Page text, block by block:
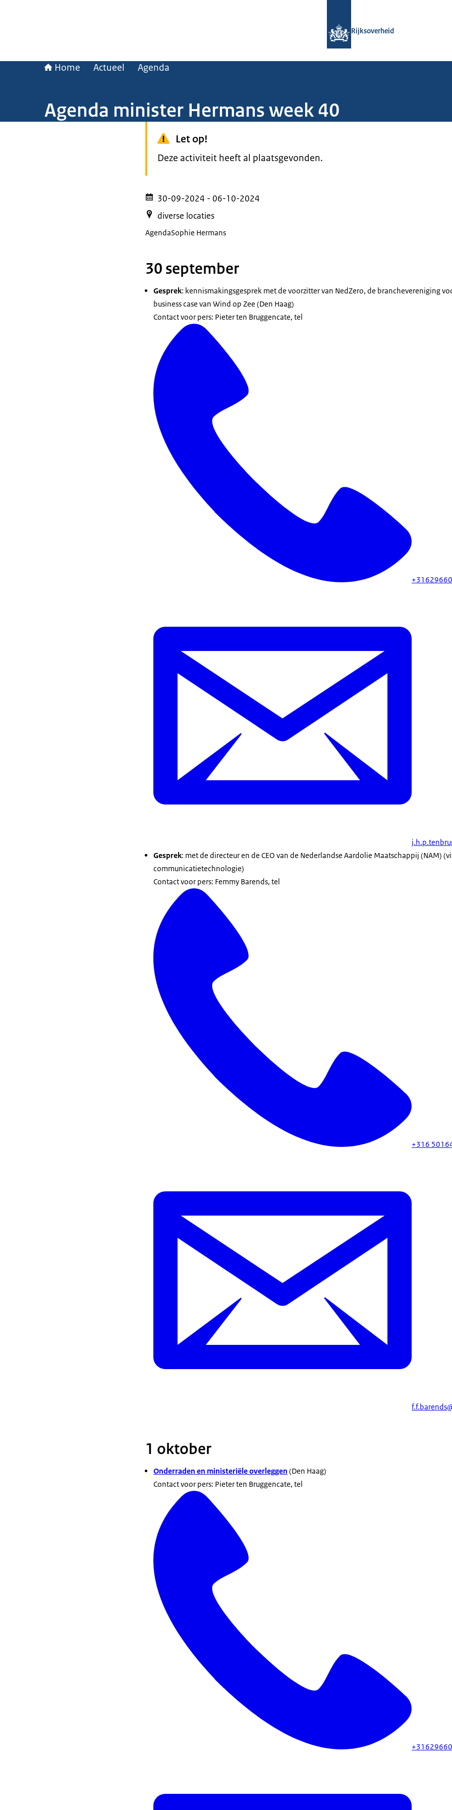
Rijksoverheid
Home Actueel Agenda
Agenda minister Hermans week 40
Let op!
Deze activiteit heeft al plaatsgevonden.
30-09-2024 - 06-10-2024
diverse locaties
AgendaSophie Hermans
30 september
Gesprek: kennismakingsgesprek met de voorzitter van NedZero, de branchevereniging
business case van Wind op Zee (Den Haag)
Contact voor pers: Pieter ten Bruggencate, tel
Gesprek: met de directeur en de CEO van de Nederlandse Aardolie Maatschappij (NAM)
communicatietechnologie)
Contact voor pers: Femmy Barends, tel
+316
1 oktober
Onderraden en ministeriële overleggen (Den Haag)
Contact voor pers: Pieter ten Bruggencate, tel